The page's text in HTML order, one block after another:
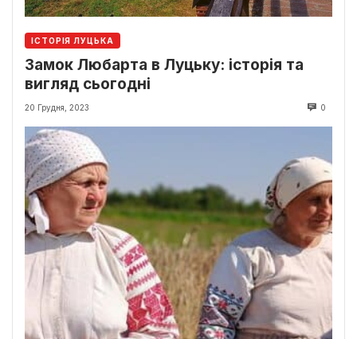
ІСТОРІЯ ЛУЦЬКА
Замок Любарта в Луцьку: історія та
вигляд сьогодні
20 Грудня, 2023 0